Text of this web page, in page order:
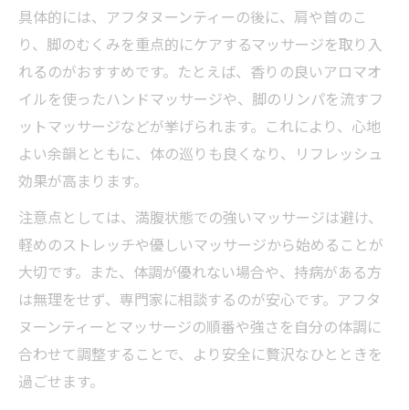
具体的には、アフタヌーンティーの後に、肩や首のこ
り、脚のむくみを重点的にケアするマッサージを取り入
れるのがおすすめです。たとえば、香りの良いアロマオ
イルを使ったハンドマッサージや、脚のリンパを流すフ
ットマッサージなどが挙げられます。これにより、心地
よい余韻とともに、体の巡りも良くなり、リフレッシュ
効果が高まります。
注意点としては、満腹状態での強いマッサージは避け、
軽めのストレッチや優しいマッサージから始めることが
大切です。また、体調が優れない場合や、持病がある方
は無理をせず、専門家に相談するのが安心です。アフタ
ヌーンティーとマッサージの順番や強さを自分の体調に
合わせて調整することで、より安全に贅沢なひとときを
過ごせます。